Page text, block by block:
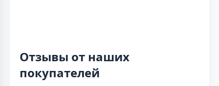
Отзывы от наших
покупателей